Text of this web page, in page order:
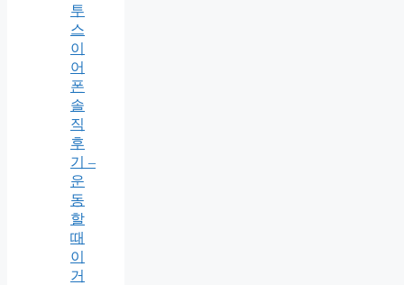
투
스
이
어
폰
솔
직
후
기 –
운
동
할
때
이
거